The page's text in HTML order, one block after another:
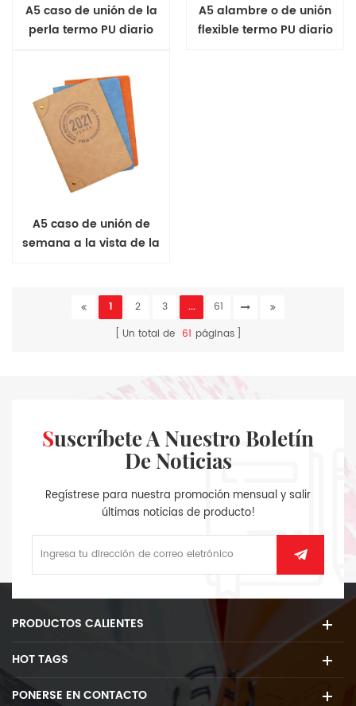
A5 caso de unión de la
perla termo PU diario
A5 alambre o de unión
flexible termo PU diario
A5 caso de unión de
semana a la vista de la
1 2 3 ...
61
Un total de 61 páginas
Suscríbete A Nuestro Boletín
De Noticias
Regístrese para nuestra promoción mensual y salir
últimas noticias de producto!
PRODUCTOS CALIENTES
HOT TAGS
PONERSE EN CONTACTO